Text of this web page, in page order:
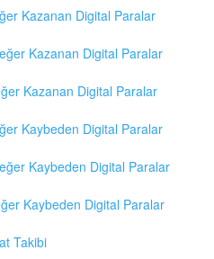
Kazanan Digital Paralar
Kazanan Digital Paralar
Kazanan Digital Paralar
Kaybeden Digital Paralar
Kaybeden Digital Paralar
Kaybeden Digital Paralar
Takibi